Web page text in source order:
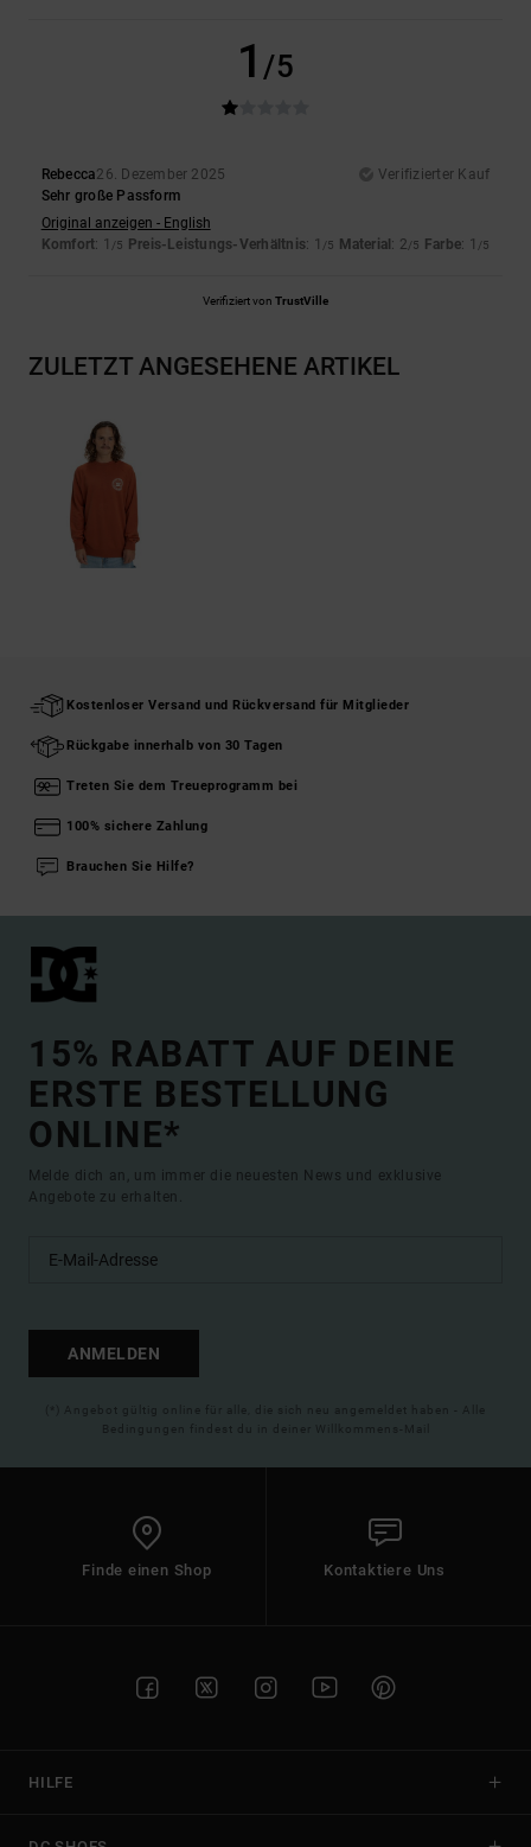
1 /5
Rebecca26. Dezember 2025
Verifizierter Kauf
Sehr große Passform
Original anzeigen - English
Komfort: 1 /5 Preis-Leistungs-Verhältnis: 1 /5 Material : 2/5 Farbe: 1 /5
Verifiziert von TrustVille
ZULETZT ANGESEHENE ARTIKEL
Kostenloser Versand und Rückversand für Mitglieder
Rückgabe innerhalb von 30 Tagen
Treten Sie dem Treueprogramm bei
100% sichere Zahlung
Brauchen Sie Hilfe?
15% RABATT AUF DEINE
ERSTE BESTELLUNG
ONLINE*
Melde dich an, um immer die neuesten News und exklusive
Angebote zu erhalten.
ANMELDEN
(*) Angebot gültig online für alle, die sich neu angemeldet haben - Alle
Bedingungen findest du in deiner Willkommens-Mail
Finde einen Shop Kontaktiere Uns
HILFE